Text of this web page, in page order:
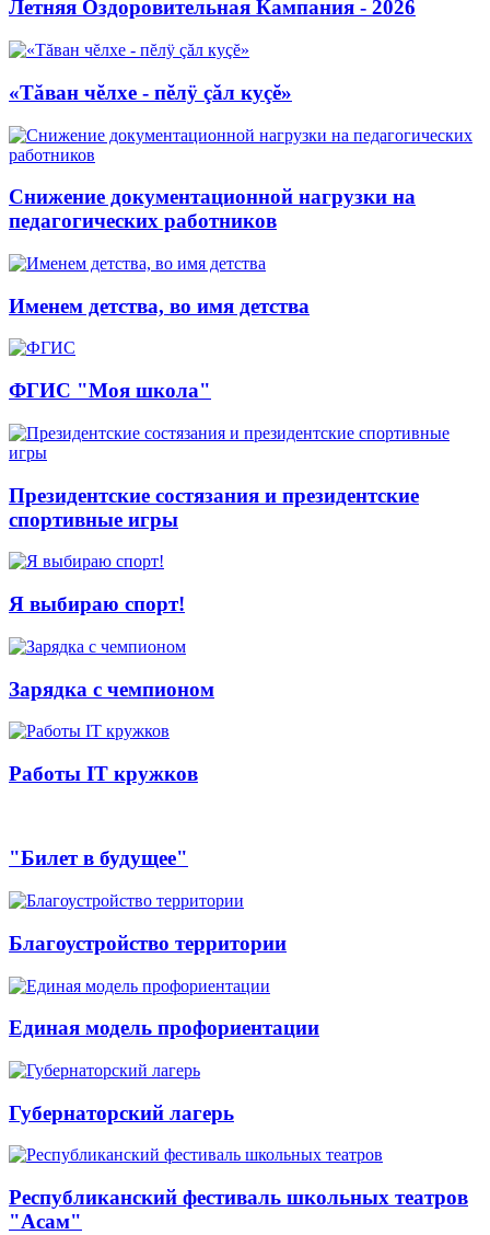
Летняя Оздоровительная Кампания - 2026
«Тăван чĕлхе - пĕлÿ çăл куçĕ»
Снижение документационной нагрузки на
педагогических работников
Именем детства, во имя детства
ФГИС "Моя школа"
Президентские состязания и президентские
спортивные игры
Я выбираю спорт!
Зарядка с чемпионом
Работы IT кружков
"Билет в будущее"
Благоустройство территории
Единая модель профориентации
Губернаторский лагерь
Республиканский фестиваль школьных театров
"Асам"